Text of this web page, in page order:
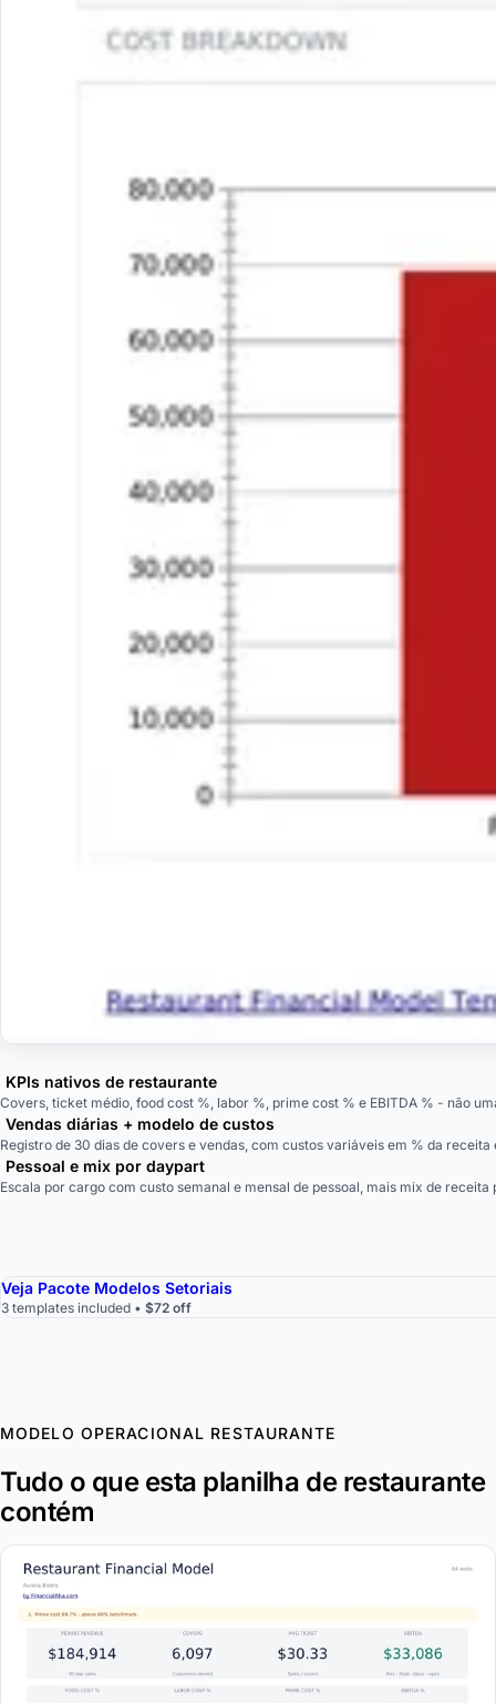
KPIs nativos de restaurante
Covers, ticket médio, food cost %, labor %, prime cost % e EBITDA % - não
Vendas diárias + modelo de custos
Registro de 30 dias de covers e vendas, com custos variáveis em % da receita
Pessoal e mix por daypart
Escala por cargo com custo semanal e mensal de pessoal, mais mix de
Veja Pacote Modelos Setoriais
3 templates included • $72 off
MODELO OPERACIONAL RESTAURANTE
Tudo o que esta planilha de restaurante
contém